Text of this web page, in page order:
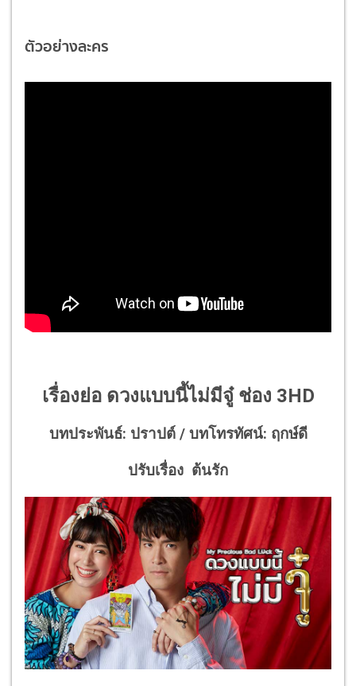
ตัวอย่างละคร
เรื่องย่อ ดวงแบบนี้ไม่มีจู๋ ช่อง 3HD
บทประพันธ์: ปราปต์ / บทโทรทัศน์: ฤกษ์ดี
ปรับเรื่อง ต้นรัก